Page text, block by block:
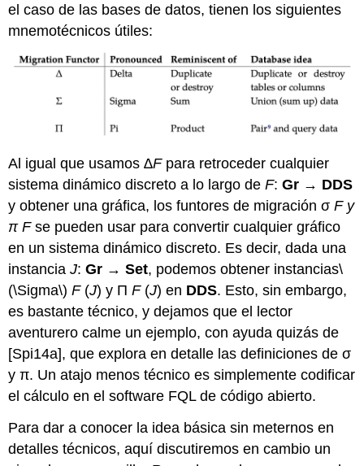
el caso de las bases de datos, tienen los siguientes
mnemotécnicos útiles:
Al igual que usamos∆Fpara retroceder cualquier
sistema dinámico discreto a lo largo deF:Gr → DDS
y obtener una gráfica, los funtores de migración σF y
π Fse pueden usar para convertir cualquier gráfico
en un sistema dinámico discreto. Es decir, dada una
instanciaJ:Gr →Set, podemos obtener instancias\
(\Sigma\) F(J) y ΠF(J) en DDS. Esto, sin embargo,
es bastante técnico, y dejamos que el lector
aventurero calme un ejemplo, con ayuda quizás de
[Spi14a], que explora en detalle las definiciones de σ
y π. Un atajo menos técnico es simplemente codificar
el cálculo en el software FQL de código abierto.
Para dar a conocer la idea básica sin meternos en
detalles técnicos, aquí discutiremos en cambio un